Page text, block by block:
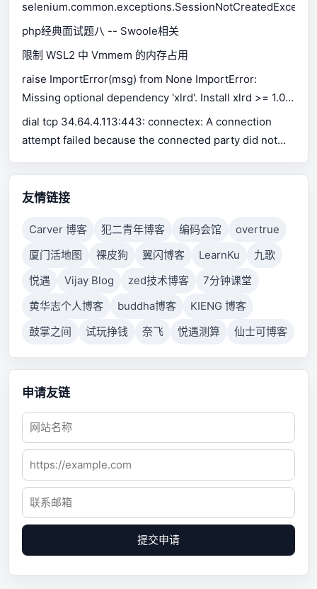
php经典面试题八 -- Swoole相关
限制 WSL2 中 Vmmem 的内存占用
raise ImportError(msg) from None ImportError:
Missing optional dependency 'xlrd'. Install xlrd >= 1.0.0
for Excel support Use pip or conda to install xlrd.
dial tcp 34.64.4.113:443: connectex: A connection
attempt failed because the connected party did not
connection failed because connected host has failed
to respond.
友情链接
Carver 博客 犯二青年博客 编码会馆
overtrue
厦门活地图
裸皮狗 翼闪博客 LearnKu
九歌
悦遇
Vijay Blog zed技术博客
7分钟课堂
黄华志个人博客
buddha博客
KIENG 博客
鼓掌之间
试玩挣钱 奈飞 悦遇测算 仙士可博客
申请友链
提交申请